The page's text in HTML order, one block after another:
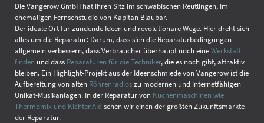
Die Vangerow GmbH hat ihren Sitz im schwäbischen Reutlingen, im
ehemaligen Fernsehstudio von Kapitän Blaubär.
Der ideale Ort für zündende Ideen und revolutionäre Wege. Hier dreht sich
alles um die Reparatur: Darum, dass sich die Reparaturbedingungen
allgemein verbessern, dass Verbraucher überhaupt noch eineWerkstatt
finden und dass Reparaturen für die Techniker, die es noch gibt, attraktiv
bleiben. Ein Highlight-Projekt aus der Ideenschmiede von Vangerow ist die
Aufbereitung von alten Röhrenradioszu modernen und internetfähigen
Unikat-Musikanlagen. In der Reparatur von Küchenmaschinen wie
Thermomix und KichtenAid sehen wir einen der größten Zukunftsmärkte
der Reparatur.